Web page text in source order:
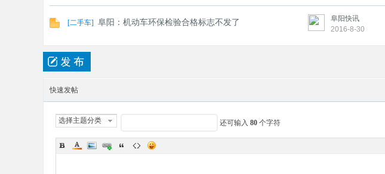
[二手车] 阜阳：机动车环保检验合格标志不发了
阜阳快讯
2016-8-30
快速发帖
选择主题分类 还可输入 80 个字符